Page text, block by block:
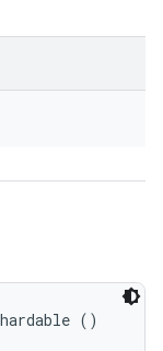
()